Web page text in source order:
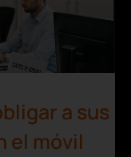
a sus
el móvil